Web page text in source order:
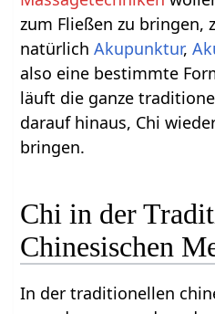
zum Fließen zu bringen,
natürlichAkupunktur,
also eine bestimmte
läuft die ganze
darauf hinaus, Chi
bringen.
Chi in der
Chinesischen
In der traditionellen